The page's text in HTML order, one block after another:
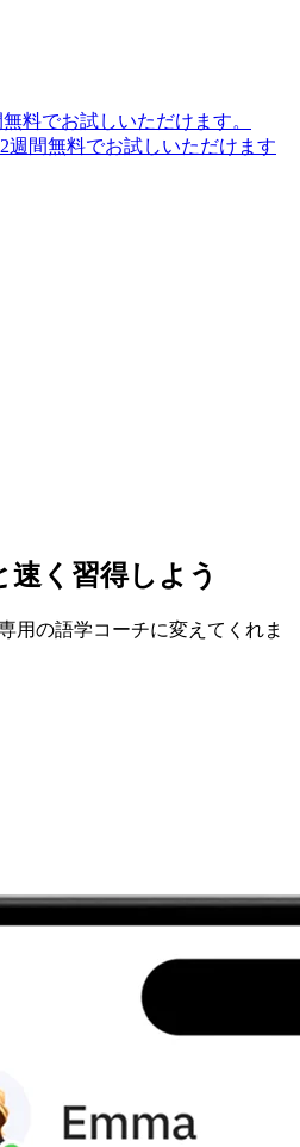
料でお試しいただけます。
2週間無料でお試しいただけます
く習得しよう
用の語学コーチに変えてくれま